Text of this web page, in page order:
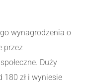
wynagrodzenia o
przez
Duży
180 zł i wyniesie